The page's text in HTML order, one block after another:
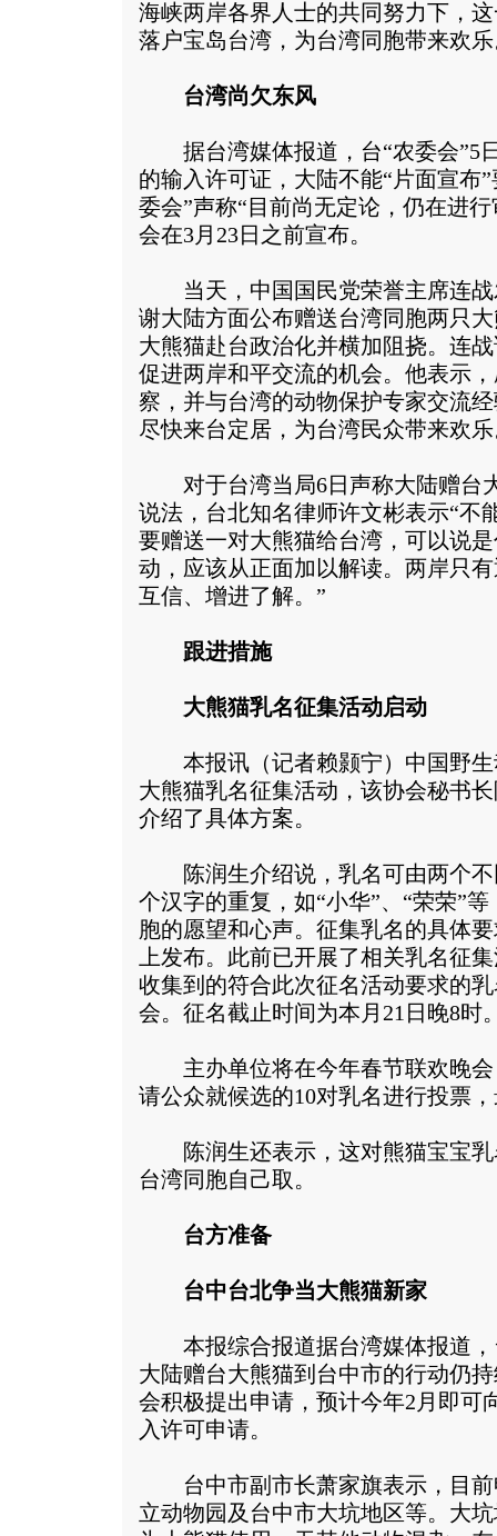
海峡两岸各界人士的共同努力下，
落户宝岛台湾，为台湾同胞带来欢
台湾尚欠东风
据台湾媒体报道，台“农委会”5
的输入许可证，大陆不能“片面宣布
委会”声称“目前尚无定论，仍在进
会在3月23日之前宣布。
当天，中国国民党荣誉主席连战
谢大陆方面公布赠送台湾同胞两只
大熊猫赴台政治化并横加阻挠。连
促进两岸和平交流的机会。他表示
察，并与台湾的动物保护专家交流
尽快来台定居，为台湾民众带来欢
对于台湾当局6日声称大陆赠台
说法，台北知名律师许文彬表示“不
要赠送一对大熊猫给台湾，可以说
动，应该从正面加以解读。两岸只
互信、增进了解。”
跟进措施
大熊猫乳名征集活动启动
本报讯（记者赖颢宁）中国野生
大熊猫乳名征集活动，该协会秘书
介绍了具体方案。
陈润生介绍说，乳名可由两个不
个汉字的重复，如“小华”、“荣荣”
胞的愿望和心声。征集乳名的具体
上发布。此前已开展了相关乳名征
收集到的符合此次征名活动要求的
会。征名截止时间为本月21日晚8时
主办单位将在今年春节联欢晚会
请公众就候选的10对乳名进行投票
陈润生还表示，这对熊猫宝宝乳
台湾同胞自己取。
台方准备
台中台北争当大熊猫新家
本报综合报道据台湾媒体报道，
大陆赠台大熊猫到台中市的行动仍
会积极提出申请，预计今年2月即可
入许可申请。
台中市副市长萧家旗表示，目前
立动物园及台中市大坑地区等。大